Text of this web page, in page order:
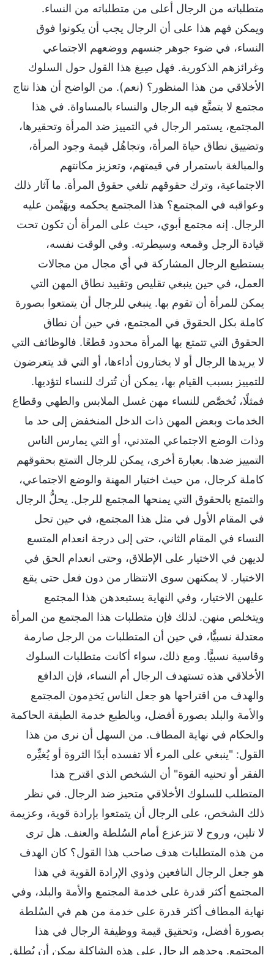
متطلباته من الرجال أعلى من متطلباته من النساء.
ويمكن فهم هذا على أن الرجال يجب أن يكونوا فوق
النساء، في ضوء جوهر جنسهم ووضعهم الاجتماعي
وغرائزهم الذكورية. فهل صِيغ هذا القول حول السلوك
الأخلاقي من هذا المنظور؟ (نعم). من الواضح أن هذا نتاج
مجتمع لا يتمتَّع فيه الرجال والنساء بالمساواة. في هذا
المجتمع، يستمر الرجال في التمييز ضد المرأة وتحقيرها،
وتضييق نطاق حياة المرأة، وتجاهُل قيمة وجود المرأة،
والمبالغة باستمرار في قيمتهم، وتعزيز مكانتهم
الاجتماعية، وترك حقوقهم تلغي حقوق المرأة. ما آثار ذلك
وعواقبه في المجتمع؟ هذا المجتمع يحكمه ويهَيْمن عليه
الرجال. إنه مجتمع أبوي، حيث على المرأة أن تكون تحت
قيادة الرجل وقمعه وسيطرته. وفي الوقت نفسه،
يستطيع الرجال المشاركة في أي مجال من مجالات
العمل، في حين ينبغي تقليص وتقييد نطاق المهن التي
يمكن للمرأة أن تقوم بها. ينبغي للرجال أن يتمتعوا بصورة
كاملة بكل الحقوق في المجتمع، في حين أن نطاق
الحقوق التي تتمتع بها المرأة محدود قطعًا. فالوظائف التي
لا يريدها الرجال أو لا يختارون أداءها، أو التي قد يتعرضون
للتمييز بسبب القيام بها، يمكن أن تُترك للنساء لتؤديها.
فمثلًا، تُخصَّص للنساء مهن غسل الملابس والطهي وقطاع
الخدمات وبعض المهن ذات الدخل المنخفض إلى حد ما
وذات الوضع الاجتماعي المتدني، أو التي يمارس الناس
التمييز ضدها. بعبارة أخرى، يمكن للرجال التمتع بحقوقهم
كاملة كرجال، من حيث اختيار المهنة والوضع الاجتماعي،
والتمتع بالحقوق التي يمنحها المجتمع للرجل. يحلُّ الرجال
في المقام الأول في مثل هذا المجتمع، في حين تحل
النساء في المقام الثاني، حتى إلى درجة انعدام المتسع
لديهن في الاختيار على الإطلاق، وحتى انعدام الحق في
الاختيار. لا يمكنهن سوى الانتظار من دون فعل حتى يقع
عليهن الاختيار، وفي النهاية يستبعدهن هذا المجتمع
ويتخلص منهن. لذلك فإن متطلبات هذا المجتمع من المرأة
معتدلة نسبيًّا، في حين أن المتطلبات من الرجل صارمة
وقاسية نسبيًّا. ومع ذلك، سواء أكانت متطلبات السلوك
الأخلاقي هذه تستهدف الرجال أم النساء، فإن الدافع
والهدف من اقتراحها هو جعل الناس يَخدِمون المجتمع
والأمة والبلد بصورة أفضل، وبالطبع خدمة الطبقة الحاكمة
والحكام في نهاية المطاف. من السهل أن نرى من هذا
القول: "ينبغي على المرء ألا تفسده أبدًا الثروة أو يُغيِّره
الفقر أو تحنيه القوة" أن الشخص الذي اقترح هذا
المتطلب للسلوك الأخلاقي متحيز ضد الرجال. في نظر
ذلك الشخص، على الرجال أن يتمتعوا بإرادة قوية، وعزيمة
لا تلين، وروح لا تتزعزع أمام السُلطة والعنف. هل ترى
من هذه المتطلبات هدف صاحب هذا القول؟ كان الهدف
هو جعل الرجال النافعين وذوي الإرادة القوية في هذا
المجتمع أكثر قدرة على خدمة المجتمع والأمة والبلد، وفي
نهاية المطاف أكثر قدرة على خدمة من هم في السُلطة
بصورة أفضل، وتحقيق قيمة ووظيفة الرجال في هذا
المجتمع. وحدهم الرجال على هذه الشاكلة يمكن أن يُطلق